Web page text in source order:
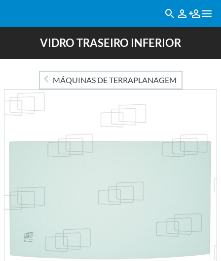
VIDRO TRASEIRO INFERIOR
MÁQUINAS DE TERRAPLANAGEM